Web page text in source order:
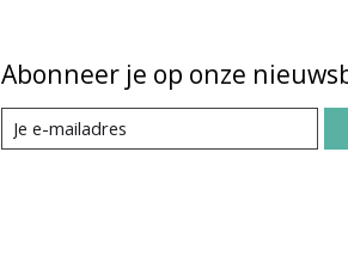
Abonneer je op onze